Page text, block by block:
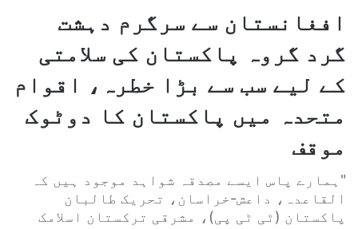
افغانستان سے سرگرم دہشت
گرد گروہ پاکستان کی سلامتی
کے لیے سب سے بڑا خطرہ، اقوام
متحدہ میں پاکستان کا دوٹوک
موقف
"ہمارے پاس ایسے مصدقہ شواہد موجود ہیں کہ
القاعدہ، داعش-خراسان، تحریک طالبان
پاکستان (ٹی ٹی پی)، مشرقی ترکستان اسلامک